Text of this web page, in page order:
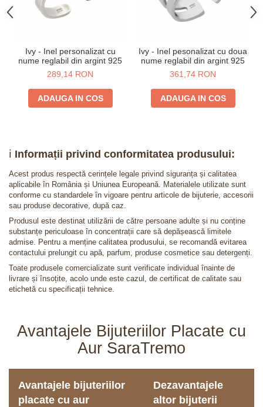
Ivy - Inel personalizat cu
nume reglabil din argint 925
289,14 RON
ADAUGA IN COS
Ivy - Inel pesonalizat cu doua
nume reglabil din argint 925
361,74 RON
ADAUGA IN COS
ℹ️ Informații privind conformitatea produsului:
Acest produs respectă cerințele legale privind siguranța și calitatea
aplicabile în România și Uniunea Europeană. Materialele utilizate sunt
conforme cu standardele în vigoare pentru articole de bijuterie, accesorii
sau produse decorative, după caz.
Produsul este destinat utilizării de către persoane adulte și nu conține
substanțe periculoase în concentrații care să depășească limitele
admise. Pentru a menține calitatea produsului, se recomandă evitarea
contactului prelungit cu apă, parfum, produse cosmetice sau detergenți.
Toate produsele comercializate sunt verificate individual înainte de
livrare și însoțite, acolo unde este cazul, de certificat de calitate sau
etichetă cu specificații tehnice.
Avantajele Bijuteriilor Placate cu
Aur SaraTremo
Avantajele bijuteriilor
placate cu aur
Dezavantajele
altor bijuterii